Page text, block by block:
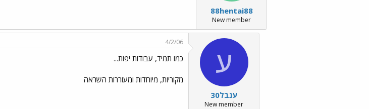
88hentai88
New member
ע
ענבל30
New member
4/2/06
כמו תמיד, עבודות יפות...
מקוריות, מיוחדות ומעוררות השראה